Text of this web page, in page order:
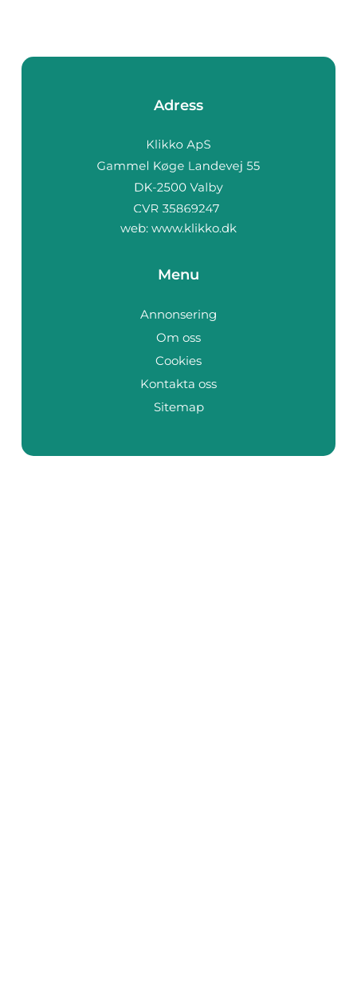
Adress
web: www.klikko.dk
Menu
Annonsering
Om oss
Cookies
Kontakta oss
Sitemap